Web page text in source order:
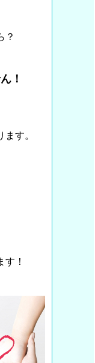
？
！
す。
！